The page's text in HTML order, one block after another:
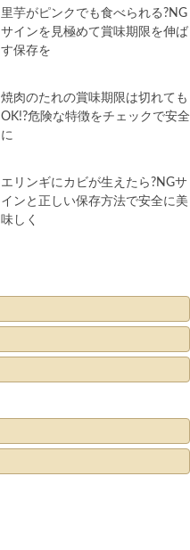
里芋がピンクでも食べられる?NG
サインを見極めて賞味期限を伸ば
す保存を
焼肉のたれの賞味期限は切れても
OK!?危険な特徴をチェックで安全
に
エリンギにカビが生えたら?NGサ
インと正しい保存方法で安全に美
味しく